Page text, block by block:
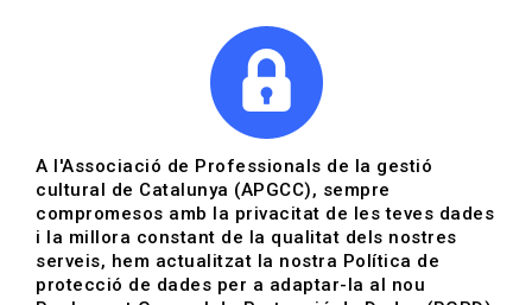
Agenda | Audiovisual
19-07-2023 fins al 19-07-2023
A l'Associació de Professionals de la gestió
cultural de Catalunya (APGCC), sempre
compromesos amb la privacitat de les teves dades
i la millora constant de la qualitat dels nostres
serveis, hem actualitzat la nostra Política de
protecció de dades per a adaptar-la al nou